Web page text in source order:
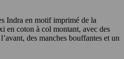
Indra en motif imprimé de la
en coton à col montant, avec des
des manches bouffantes et un